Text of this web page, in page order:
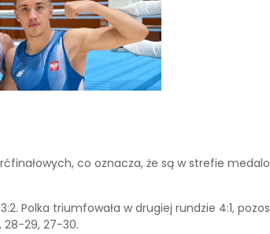
co oznacza, że są w strefie
Polka triumfowała w drugiej rundzie 4:1,
28-29, 27-30.